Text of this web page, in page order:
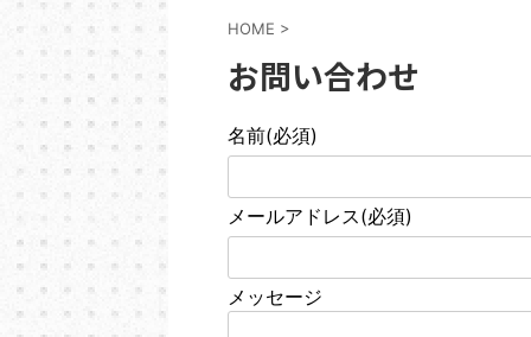
年5月13日の発表で突如と ...
HOME >
お問い合わせ
名前(必須)
メールアドレス(必須)
メッセージ